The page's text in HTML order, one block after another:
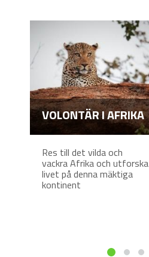
VOLONTÄR I AFRIKA
Res till det vilda och
vackra Afrika och utforska
livet på denna mäktiga
kontinent